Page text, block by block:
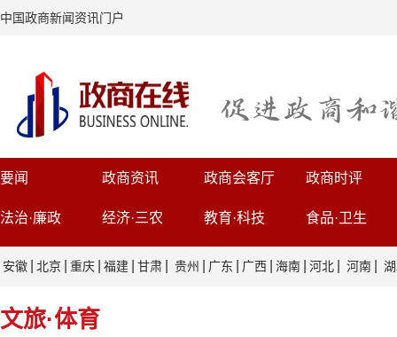
中国政商新闻资讯门户
要闻 政商资讯 政商会客厅 政商时评
法治·廉政 经济·三农 教育·科技 食品·卫生
安徽 北京 重庆 福建 甘肃 贵州 广东 广西 海南 河北 河南
文旅·体育